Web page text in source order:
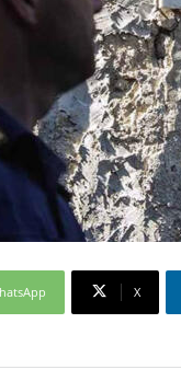
X